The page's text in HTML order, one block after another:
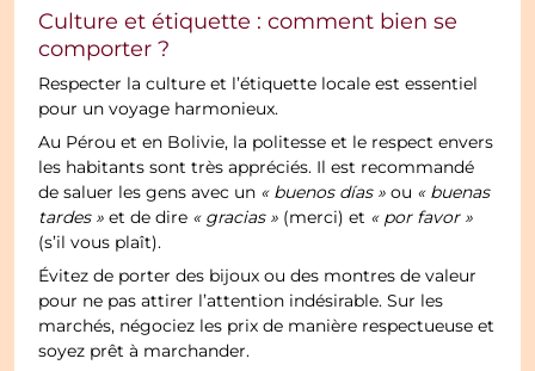
Culture et étiquette : comment bien se
comporter ?
Respecter la culture et l’étiquette locale est essentiel
pour un voyage harmonieux.
Au Pérou et en Bolivie, la politesse et le respect envers
les habitants sont très appréciés. Il est recommandé
de saluer les gens avec un « buenos días » ou « buenas
tardes » et de dire « gracias » (merci) et « por favor »
(s’il vous plaît).
Évitez de porter des bijoux ou des montres de valeur
pour ne pas attirer l’attention indésirable. Sur les
marchés, négociez les prix de manière respectueuse et
soyez prêt à marchander.